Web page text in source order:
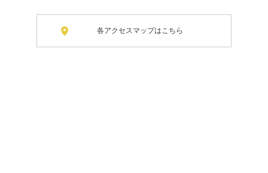
各アクセスマップはこちら